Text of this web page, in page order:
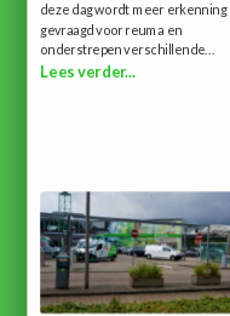
deze dag wordt meer erkenning
gevraagd voor reuma en
onderstrepen verschillende...
Lees verder...